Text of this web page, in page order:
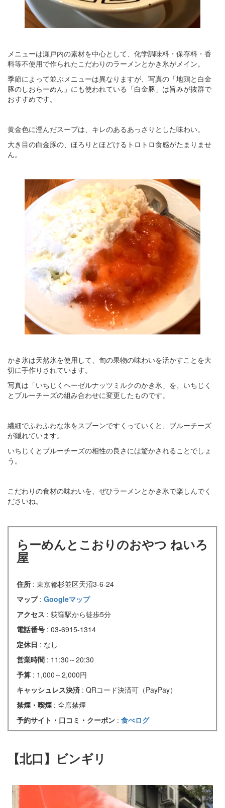
メニューは瀬戸内の素材を中心として、化学調味料・保存料・香
料等不使用で作られたこだわりのラーメンとかき氷がメイン。
季節によって並ぶメニューは異なりますが、写真の「地鶏と白金
豚のしおらーめん」にも使われている「白金豚」は旨みが抜群で
おすすめです。
黄金色に澄んだスープは、キレのあるあっさりとした味わい。
大き目の白金豚の、ほろりとほどけるトロトロ食感がたまりませ
ん。
かき氷は天然氷を使用して、旬の果物の味わいを活かすことを大
切に手作りされています。
写真は「いちじくヘーゼルナッツミルクのかき氷」を、いちじく
とブルーチーズの組み合わせに変更したものです。
繊細でふわふわな氷をスプーンですくっていくと、ブルーチーズ
が隠れています。
いちじくとブルーチーズの相性の良さには驚かされることでしょ
う。
こだわりの食材の味わいを、ぜひラーメンとかき氷で楽しんでく
ださいね。
らーめんとこおりのおやつ ねいろ
屋
住所 : 東京都杉並区天沼3-6-24
マップ : Googleマップ
アクセス : 荻窪駅から徒歩5分
電話番号 : 03-6915-1314
定休日 : なし
営業時間 : 11:30～20:30
予算 : 1,000～2,000円
キャッシュレス決済 : QRコード決済可（PayPay）
禁煙・喫煙 : 全席禁煙
予約サイト・口コミ・クーポン : 食べログ
【北口】ビンギリ